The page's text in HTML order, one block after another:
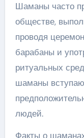
Шаманы часто
обществе,
проводя
барабаны и
ритуальных
шаманы
людей.
Факты о